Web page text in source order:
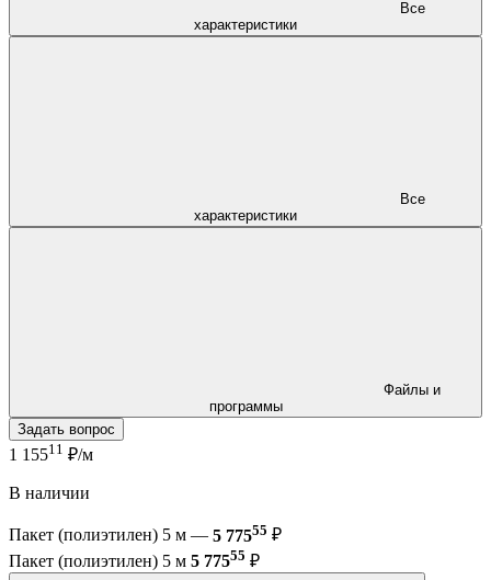
характеристики
характеристики
программы
Задать вопрос
1 15511 ₽/м
В наличии
Пакет (полиэтилен) 5 м — 5 77555 ₽
Пакет (полиэтилен) 5 м 5 77555 ₽